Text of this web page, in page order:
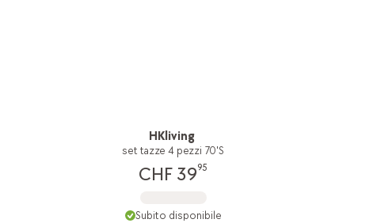
HKliving
set tazze 4 pezzi 70'S
CHF 3995
Subito disponibile